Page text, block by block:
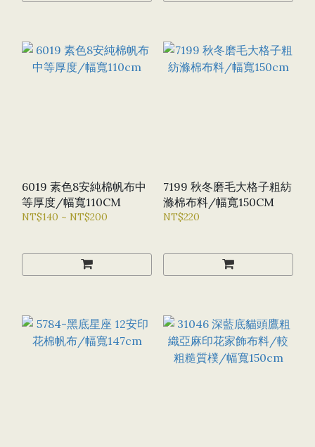
6019 素色8安純棉帆布中
等厚度/幅寬110CM
NT$140 ~ NT$200
7199 秋冬磨毛大格子粗紡
滌棉布料/幅寬150CM
NT$220